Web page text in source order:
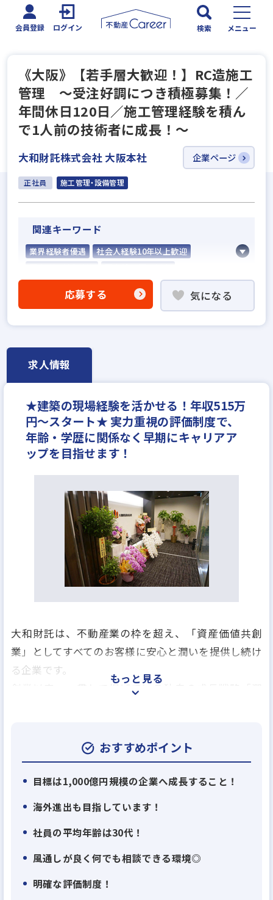
会員登録 ログイン 検索 メニュー
《大阪》【若手層大歓迎！】RC造施工
管理 ～受注好調につき積極募集！／
年間休日120日／施工管理経験を積ん
で1人前の技術者に成長！～
大和財託株式会社 大阪本社 企業ページ
正社員 施工管理・設備管理
関連キーワード
業界経験者優遇
社会人経験10年以上歓迎
社宅・家賃補助あり
研修制度あり
転勤なし 女性が活躍中
ノルマ無し
応募する 気になる
求人情報
★建築の現場経験を活かせる！年収515万
円～スタート★ 実力重視の評価制度で、
年齢・学歴に関係なく早期にキャリアア
ップを目指せます！
大和財託は、不動産業の枠を超え、「資産価値共創
業」としてすべてのお客様に安心と潤いを提供し続け
る企業です。
創業以来、一貫して掲げている独自の成長戦略「潤
を最適に循環させ、
新たな価値を業界内に生み出してきました。
管理、売却サポート までを一貫して行う「垂直統合
型ビジネスモデル」です。
不動産業と建設業のハイブリッドを実現すること
高いサービスをお届けしています。
もっと見る
おすすめポイント
目標は1,000億円規模の企業へ成長すること！
海外進出も目指しています！
社員の平均年齢は30代！
風通しが良く何でも相談できる環境◎
明確な評価制度！